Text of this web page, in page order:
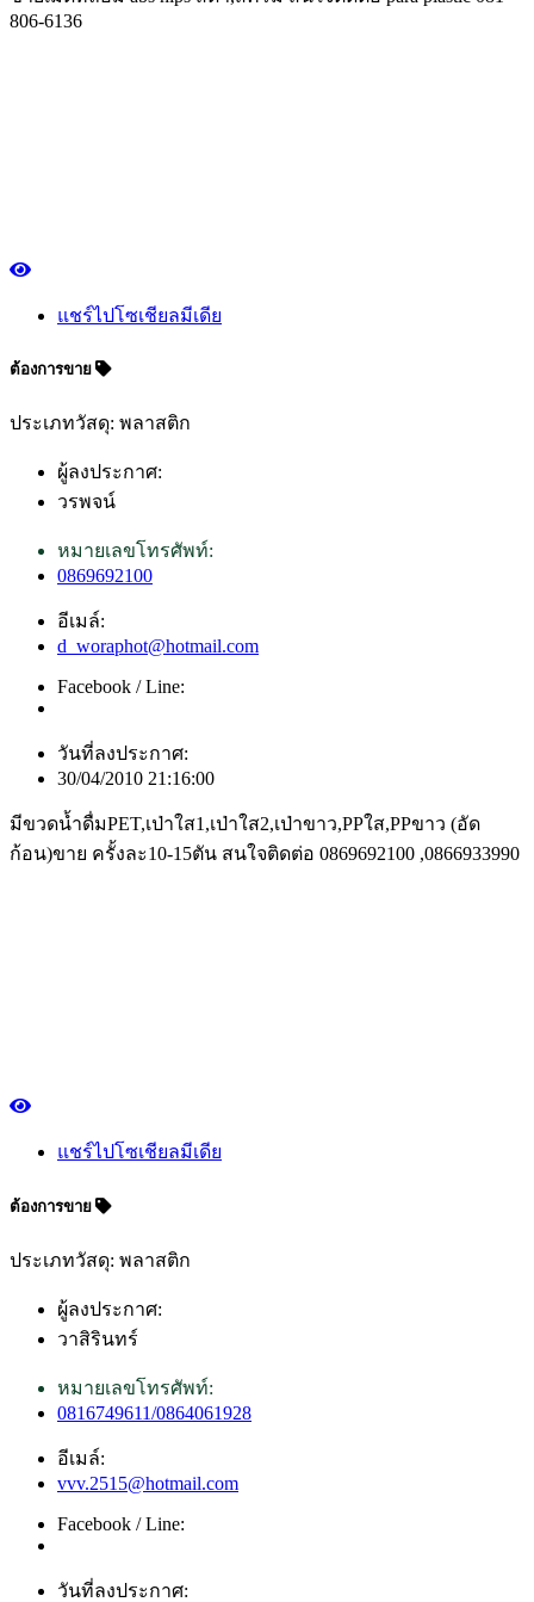
806-6136
แชร์ไปโซเชียลมีเดีย
ต้องการขาย
ประเภทวัสดุ: พลาสติก
ผู้ลงประกาศ:
วรพจน์
หมายเลขโทรศัพท์:
0869692100
อีเมล์:
d_woraphot@hotmail.com
Facebook / Line:
วันที่ลงประกาศ:
30/04/2010 21:16:00
มีขวดน้ำดื่มPET,เป่าใส1,เป่าใส2,เป่าขาว,PPใส,PPขาว (อัด
ก้อน)ขาย ครั้งละ10-15ตัน สนใจติดต่อ 0869692100 ,0866933990
แชร์ไปโซเชียลมีเดีย
ต้องการขาย
ประเภทวัสดุ: พลาสติก
ผู้ลงประกาศ:
วาสิรินทร์
หมายเลขโทรศัพท์:
0816749611/0864061928
อีเมล์:
vvv.2515@hotmail.com
Facebook / Line:
วันที่ลงประกาศ: